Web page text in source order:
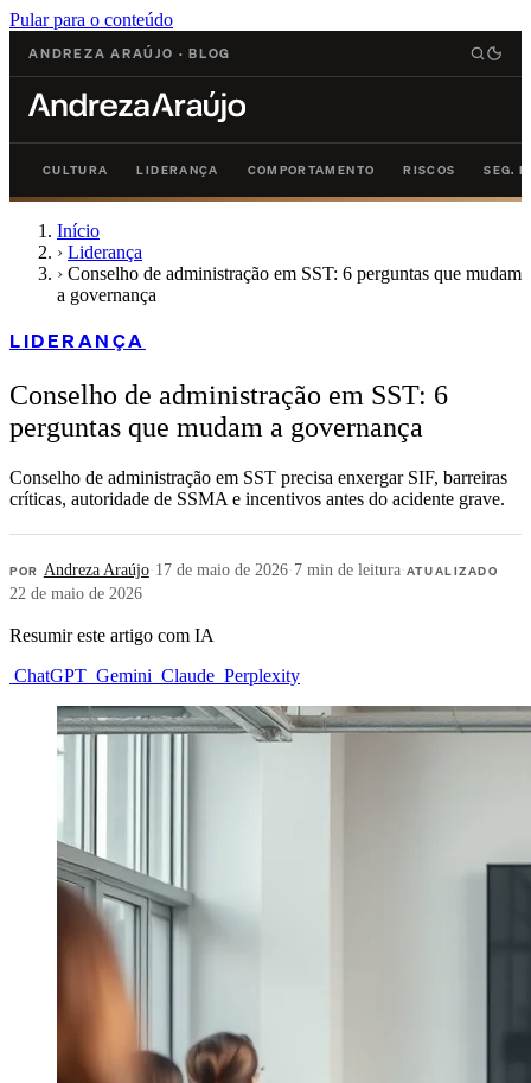
Pular para o conteúdo
ANDREZA ARAÚJO · BLOG
CULTURA LIDERANÇA COMPORTAMENTO RISCOS SEG.
Início
› Liderança
› Conselho de administração em SST: 6 perguntas que mudam
a governança
LIDERANÇA
Conselho de administração em SST: 6
perguntas que mudam a governança
Conselho de administração em SST precisa enxergar SIF, barreiras
críticas, autoridade de SSMA e incentivos antes do acidente grave.
POR Andreza Araújo· 17 de maio de 2026· 7 min de leitura·ATUALIZADO
22 de maio de 2026
Resumir este artigo com IA
ChatGPT Gemini Claude Perplexity